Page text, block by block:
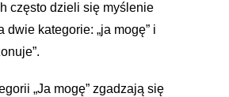
często dzieli się myślenie
dwie kategorie: „ja mogę” i
„Ja mogę” zgadzają się